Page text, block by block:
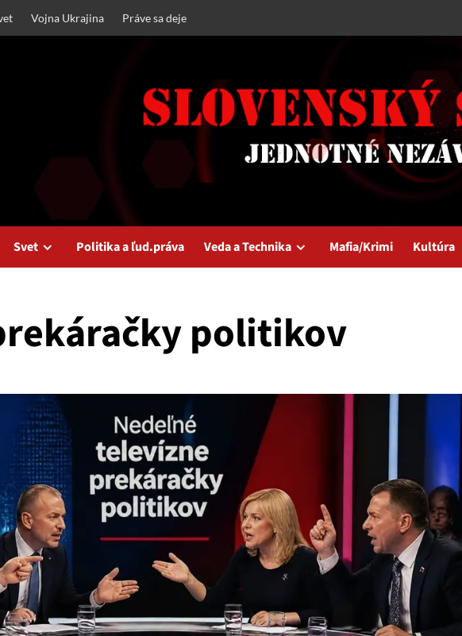
Vojna Ukrajina Práve sa deje
Svet Politika a ľud.práva Veda a Technika Mafia/Krimi Kultúra
politikov